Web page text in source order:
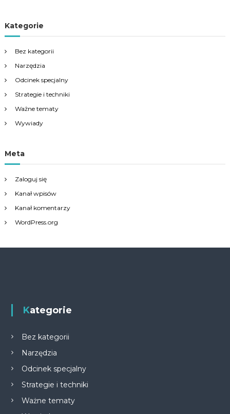
Kategorie
Bez kategorii
Narzędzia
Odcinek specjalny
Strategie i techniki
Ważne tematy
Wywiady
Meta
Zaloguj się
Kanał wpisów
Kanał komentarzy
WordPress.org
Kategorie
Bez kategorii
Narzędzia
Odcinek specjalny
Strategie i techniki
Ważne tematy